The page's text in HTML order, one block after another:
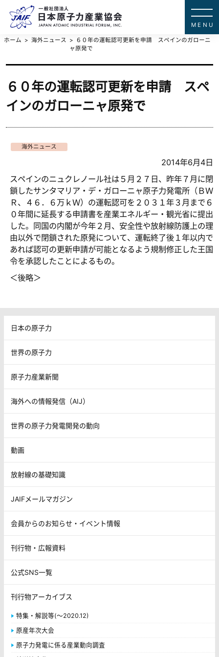
ホーム 海外ニュース
６０年の運転認可更新を申請 スペインのガローニ
ャ原発で
６０年の運転認可更新を申請 スペ
インのガローニャ原発で
海外ニュース
2014年6月4日
スペインのニュクレノール社は５月２７日、昨年７月に閉
鎖したサンタマリア・デ・ガローニャ原子力発電所（ＢＷ
Ｒ、４６．６万ｋＷ）の運転認可を２０３１年３月まで６
０年間に延長する申請書を産業エネルギー・観光省に提出
した。同国の内閣が今年２月、安全性や放射線防護上の理
由以外で閉鎖された原発について、運転終了後１年以内で
あれば認可の更新申請が可能となるよう規制修正した王国
令を承認したことによるもの。
＜後略＞
日本の原子力
世界の原子力
原子力産業新聞
海外への情報発信（AIJ）
世界の原子力発電開発の動向
動画
放射線の基礎知識
JAIFメールマガジン
会員からのお知らせ・イベント情報
刊行物・広報資料
公式SNS一覧
刊行物アーカイブス
特集・解説等(～2020.12)
原産年次大会
原子力発電に係る産業動向調査